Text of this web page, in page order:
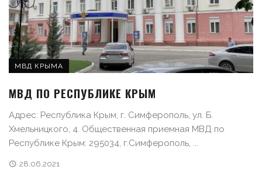
МВД КРЫМА
МВД ПО РЕСПУБЛИКЕ КРЫМ
Адрес: Республика Крым, г. Симферополь, ул. Б.
Хмельницкого, 4. Общественная приемная МВД по
Республике Крым: 295034, г.Симферополь, ...
28.06.2021